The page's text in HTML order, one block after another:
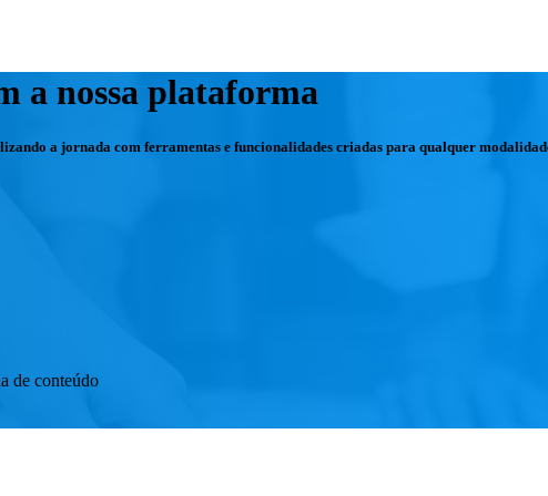
a nossa plataforma
a jornada com ferramentas e funcionalidades criadas para qualquer
de conteúdo